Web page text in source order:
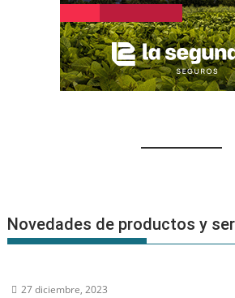
Novedades de productos y
27 diciembre, 2023